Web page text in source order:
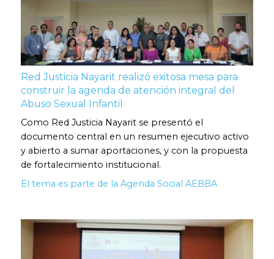
Red Justicia Nayarit realizó exitosa mesa para
construir la agenda de atención integral del
Abuso Sexual Infantil
Como Red Justicia Nayarit se presentó el
documento central en un resumen ejecutivo activo
y abierto a sumar aportaciones, y con la propuesta
de fortalecimiento institucional.
El tema es parte de la Agenda Social AEBBA